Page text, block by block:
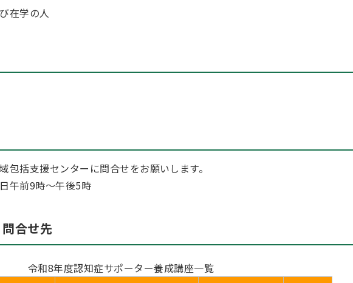
在学の人
包括支援センターに問合せをお願いします。
午前9時～午後5時
合せ先
令和8年度認知症サポーター養成講座一覧